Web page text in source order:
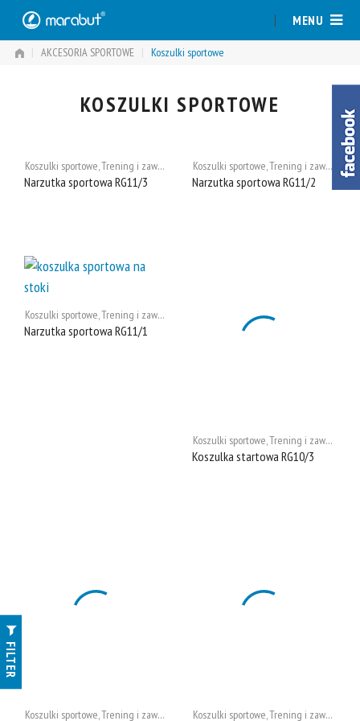
content
MENU
| AKCESORIA SPORTOWE | Koszulki sportowe
KOSZULKI SPORTOWE
Koszulki sportowe,Trening i zawody
Narzutka sportowa RG11/3
Koszulki sportowe,Trening i zawody
Narzutka sportowa RG11/2
Koszulki sportowe,Trening i zawody
Narzutka sportowa RG11/1
Koszulki sportowe,Trening i zawody
Koszulka startowa RG10/3
Koszulki sportowe,Trening i zawody Koszulki sportowe,Trening i zawody
FILTER